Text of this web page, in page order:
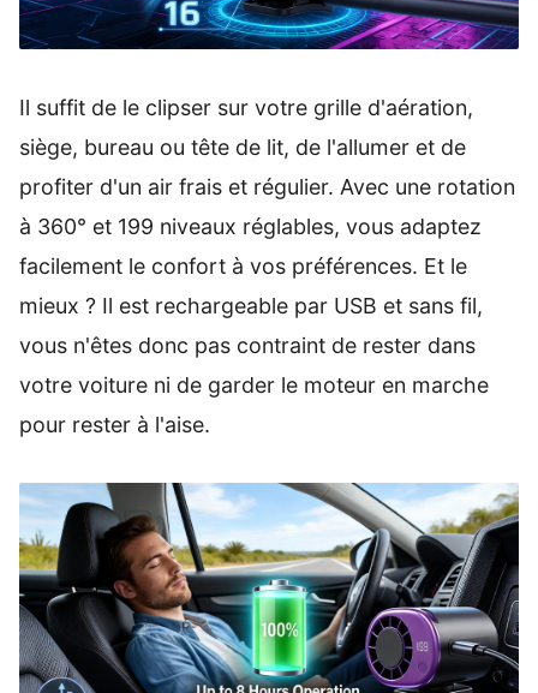
Il suffit de le clipser sur votre grille d'aération,
siège, bureau ou tête de lit, de l'allumer et de
profiter d'un air frais et régulier. Avec une rotation
à 360° et 199 niveaux réglables, vous adaptez
facilement le confort à vos préférences. Et le
mieux ? Il est rechargeable par USB et sans fil,
vous n'êtes donc pas contraint de rester dans
votre voiture ni de garder le moteur en marche
pour rester à l'aise.